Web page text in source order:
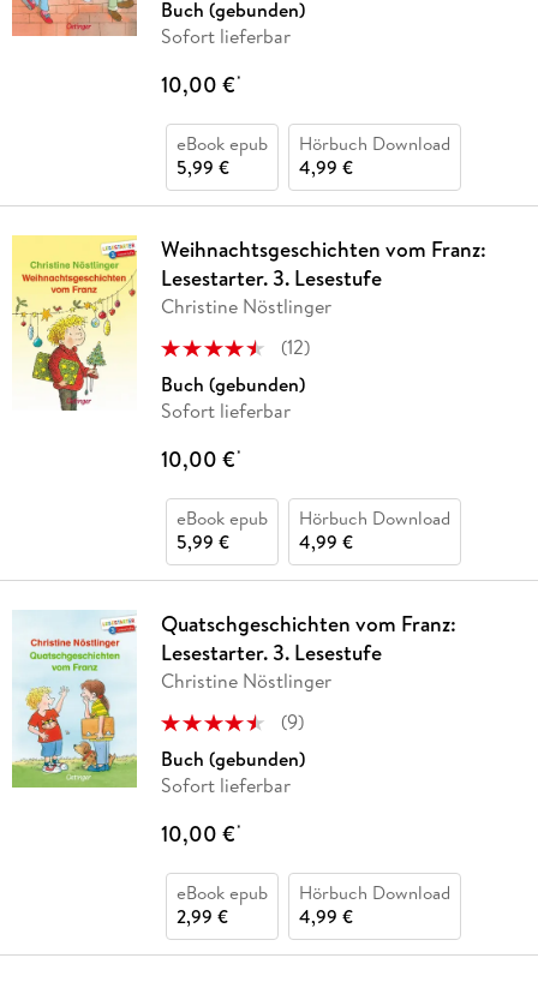
Buch (gebunden)
Sofort lieferbar
10,00 €*
eBook epub
5,99 €
Hörbuch Download
4,99 €
Weihnachtsgeschichten vom Franz:
Lesestarter. 3. Lesestufe
Christine Nöstlinger
(12)
Buch (gebunden)
Sofort lieferbar
10,00 €*
eBook epub
5,99 €
Hörbuch Download
4,99 €
Quatschgeschichten vom Franz:
Lesestarter. 3. Lesestufe
Christine Nöstlinger
(9)
Buch (gebunden)
Sofort lieferbar
10,00 €*
eBook epub
2,99 €
Hörbuch Download
4,99 €